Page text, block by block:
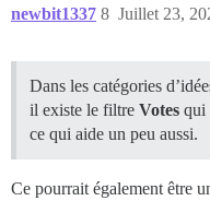
newbit1337 Juillet 23,
8
Dans les catégories
il existe le filtre Votes qui
ce qui aide un peu aussi.
Ce pourrait également être